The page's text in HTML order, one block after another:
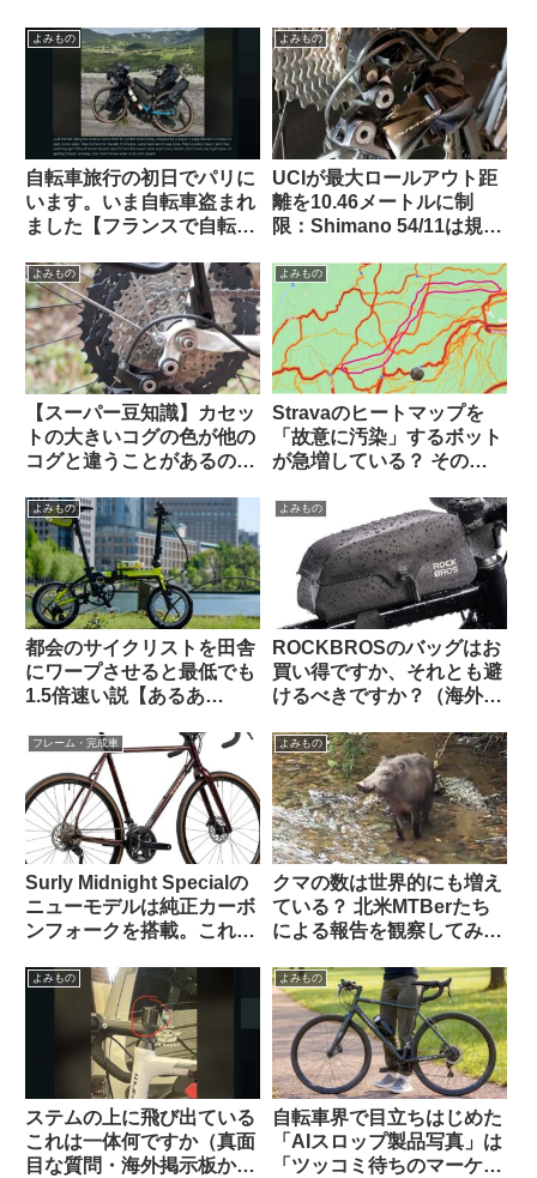
よみもの
自転車旅行の初日でパリに
います。いま自転車盗まれ
ました【フランスで自転車
海外掲示板から】
よみもの
UCIが最大ロールアウト距
離を10.46メートルに制
限：Shimano 54/11は規定
違反にーー海外掲示板での
意見を観察
よみもの
【スーパー豆知識】カセッ
トの大きいコグの色が他の
コグと違うことがあるのは
よみもの
Stravaのヒートマップを
「故意に汚染」するボット
が急増している？ その背
板から）
よみもの
都会のサイクリストを田舎
にワープさせると最低でも
1.5倍速い説【あるあ
よみもの
ROCKBROSのバッグはお
買い得ですか、それとも避
けるべきですか？（海外掲
フレーム・完成車
Surly Midnight Specialの
ニューモデルは純正カーボ
ンフォークを搭載。これで
よみもの
クマの数は世界的にも増え
ている？ 北米MTBerたち
による報告を観察してみよ
よみもの
ステムの上に飛び出ている
これは一体何ですか（真面
目な質問・海外掲示板か
よみもの
自転車界で目立ちはじめた
「AIスロップ製品写真」は
「ツッコミ待ちのマーケテ